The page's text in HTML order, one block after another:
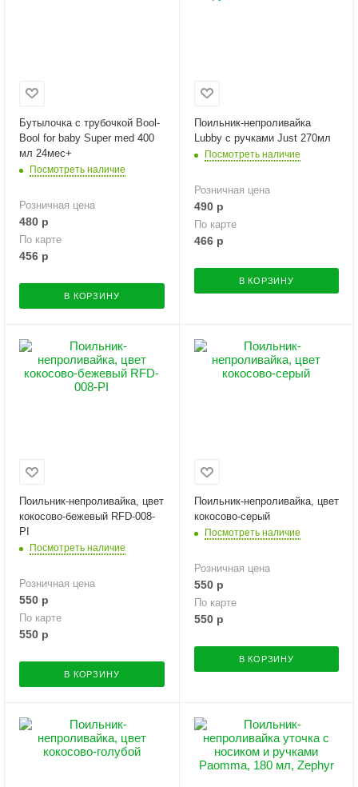
Бутылочка с трубочкой Bool-
Bool for baby Super med 400
мл 24мес+
Посмотреть наличие
Розничная цена
480 р
По карте
456 р
В КОРЗИНУ
Поильник-непроливайка
Lubby с ручками Just 270мл
Посмотреть наличие
Розничная цена
490р
По карте
466р
В КОРЗИНУ
Поильник-непроливайка, цвет
кокосово-бежевый RFD-008-
PI
Посмотреть наличие
Розничная цена
550 р
По карте
550 р
В КОРЗИНУ
Поильник-непроливайка, цвет
кокосово-серый
Посмотреть наличие
Розничная цена
550р
По карте
550р
В КОРЗИНУ